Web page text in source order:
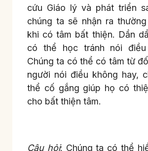
cứu Giáo lý và phát triển
chúng ta sẽ nhận ra
khi có tâm bất thiện. Dần
có thể học tránh nói
Chúng ta có thể có tâm từ
người nói điều không hay,
thể cố gắng giúp họ có
cho bất thiện tâm.
Câu hỏi: Chúng ta có thể